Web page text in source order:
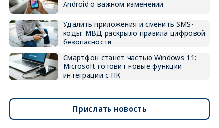
Android о важном изменении
Удалить приложения и сменить SMS-
коды: МВД раскрыло правила цифровой
безопасности
Смартфон станет частью Windows 11:
Microsoft готовит новые функции
интеграции с ПК
Прислать новость